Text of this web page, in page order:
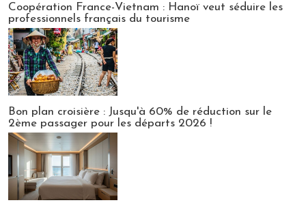
Coopération France-Vietnam : Hanoï veut séduire les
professionnels français du tourisme
Bon plan croisière : Jusqu'à 60% de réduction sur le
2ème passager pour les départs 2026 !